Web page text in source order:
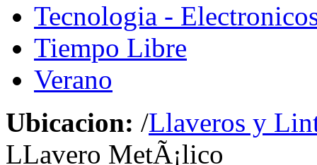
Tecnologia -
Tiempo Libre
Verano
Ubicacion: /Llaveros y
LLavero MetÃ¡lico